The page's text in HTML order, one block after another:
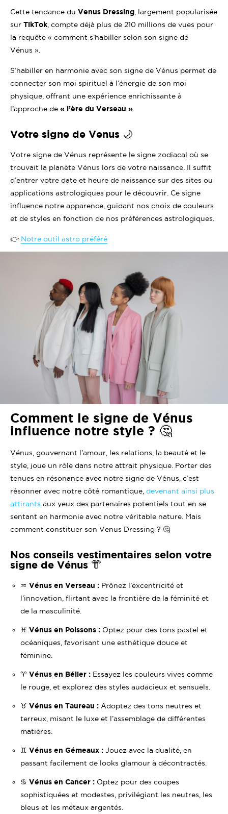
Cette tendance du Venus Dressing , largement popularisée
sur TikTok , compte déjà plus de 210 millions de vues pour
la requête « comment s’habiller selon son signe de
Vénus ».
S’habiller en harmonie avec son signe de Vénus permet de
connecter son moi spirituel à l’énergie de son moi
physique, offrant une expérience enrichissante à
l’approche de « l’ère du Verseau »
Votre signe de Venus 🌙
Votre signe de Vénus représente le signe zodiacal où se
trouvait la planète Vénus lors de votre naissance. Il suffit
d’entrer votre date et heure de naissance sur des sites ou
applications astrologiques pour le découvrir. Ce signe
influence notre apparence, guidant nos choix de couleurs
et de styles en fonction de nos préférences astrologiques.
👉 Notre outil astro préféré
Comment le signe de Vénus
influence notre style ? 🤔
Vénus, gouvernant l’amour, les relations, la beauté et le
style, joue un rôle dans notre attrait physique. Porter des
tenues en résonance avec notre signe de Vénus, c’est
résonner avec notre côté romantique, devenant ainsi plus
attirants aux yeux des partenaires potentiels tout en se
sentant en harmonie avec notre véritable nature. Mais
comment constituer son Venus Dressing ? 🤔
Nos conseils vestimentaires selon votre
signe de Vénus 👘
♒️ Vénus en Verseau : Prônez l’excentricité et
l’innovation, flirtant avec la frontière de la féminité et
de la masculinité.
♓️ Vénus en Poissons : Optez pour des tons pastel et
océaniques, favorisant une esthétique douce et
féminine.
♈️ Vénus en Bélier : Essayez les couleurs vives comme
le rouge, et explorez des styles audacieux et sensuels.
♉️ Vénus en Taureau : Adoptez des tons neutres et
terreux, misant le luxe et l’assemblage de différentes
matières.
♊️ Vénus en Gémeaux : Jouez avec la dualité, en
passant facilement de looks glamour à décontractés.
♋️ Vénus en Cancer : Optez pour des coupes
sophistiquées et modestes, privilégiant les neutres, les
bleus et les métaux argentés.